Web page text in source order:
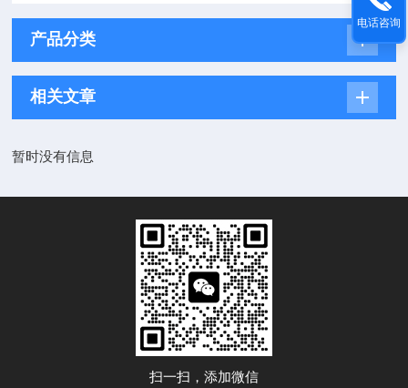
产品分类
相关文章
暂时没有信息
扫一扫，添加微信
电话咨询